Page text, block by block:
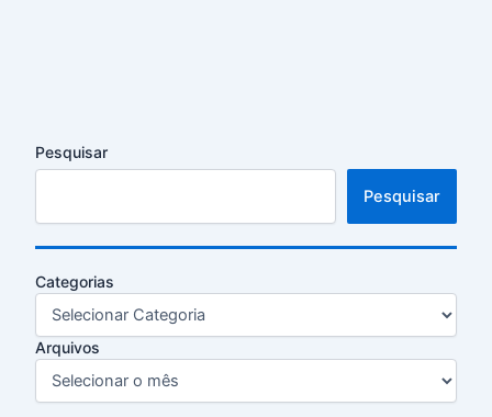
Pesquisar
Pesquisar
Categorias
Arquivos